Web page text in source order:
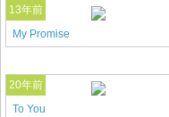
13年前
My Promise
20年前
To You